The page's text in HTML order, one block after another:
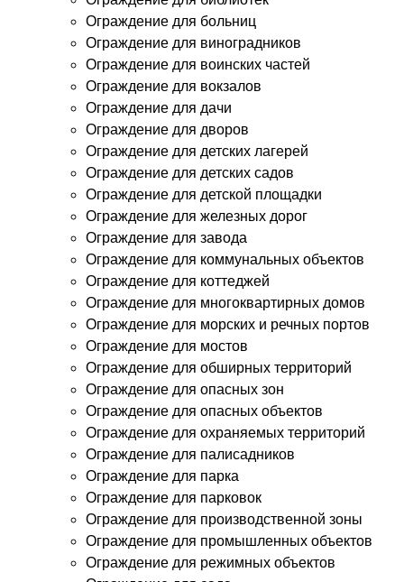
Ограждение для больниц
Ограждение для виноградников
Ограждение для воинских частей
Ограждение для вокзалов
Ограждение для дачи
Ограждение для дворов
Ограждение для детских лагерей
Ограждение для детских садов
Ограждение для детской площадки
Ограждение для железных дорог
Ограждение для завода
Ограждение для коммунальных объектов
Ограждение для коттеджей
Ограждение для многоквартирных домов
Ограждение для морских и речных портов
Ограждение для мостов
Ограждение для обширных территорий
Ограждение для опасных зон
Ограждение для опасных объектов
Ограждение для охраняемых территорий
Ограждение для палисадников
Ограждение для парка
Ограждение для парковок
Ограждение для производственной зоны
Ограждение для промышленных объектов
Ограждение для режимных объектов